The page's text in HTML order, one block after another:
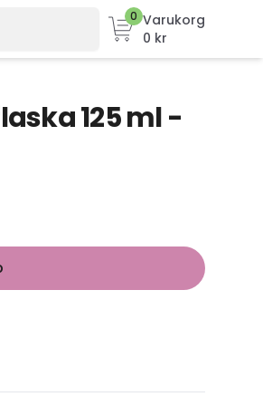
0 Varukorg
0 kr
125 ml -